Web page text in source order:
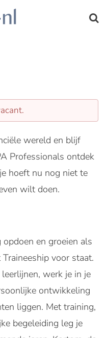
wereld en blijf
Professionals ontdek
hoeft nu nog niet te
wilt doen.
en groeien als
voor staat.
werk je in je
ontwikkeling
liggen. Met training,
begeleiding leg je